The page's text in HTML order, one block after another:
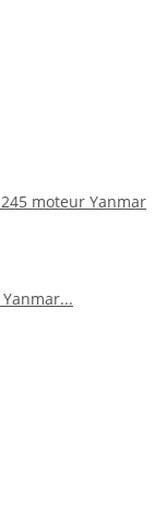
moteur Yanmar